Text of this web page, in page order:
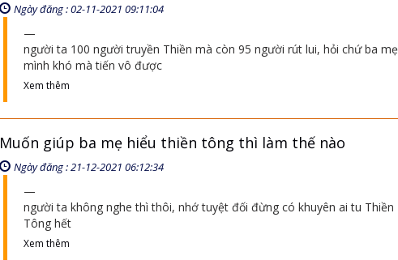
Ngày đăng : 02-11-2021 09:11:04
người ta 100 người truyền Thiền mà còn 95 người rút lui, hỏi chứ ba mẹ
mình khó mà tiến vô được
Xem thêm
Muốn giúp ba mẹ hiểu thiền tông thì làm thế nào
Ngày đăng : 21-12-2021 06:12:34
người ta không nghe thì thôi, nhớ tuyệt đối đừng có khuyên ai tu Thiền
Tông hết
Xem thêm